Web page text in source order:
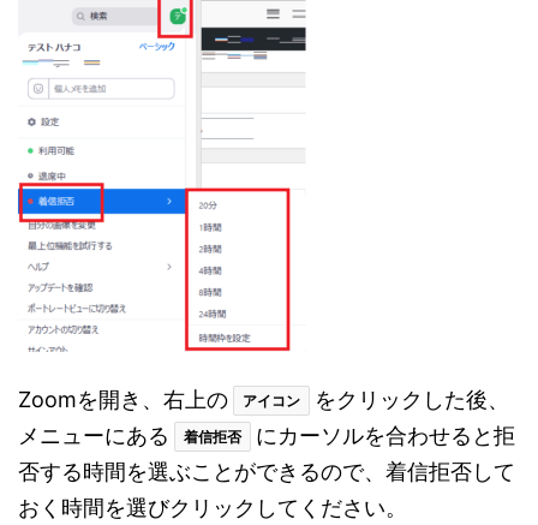
Zoomを開き、右上の アイコン
をクリックした後、
メニューにある
着信拒否
にカーソルを合わせると拒
否する時間を選ぶことができるので、着信拒否して
おく時間を選びクリックしてください。